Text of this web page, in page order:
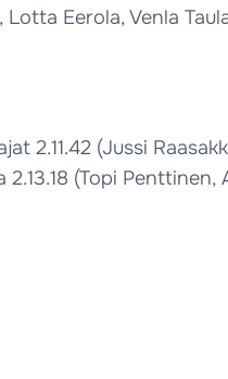
Eerola, Venla
2.11.42 (Jussi
(Topi Penttinen,